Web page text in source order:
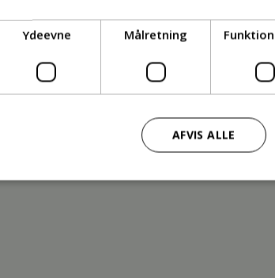
Ydeevne Målretning
AFVIS ALLE